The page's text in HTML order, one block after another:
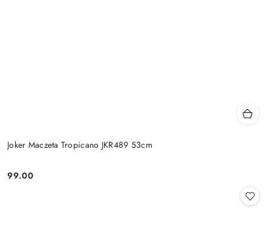
Joker Maczeta Tropicano JKR489 53cm
Cena:
99.00